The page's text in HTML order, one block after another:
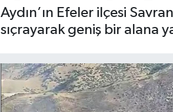
Aydın’ın Efeler ilçesi
sıçrayarak geniş bir alana